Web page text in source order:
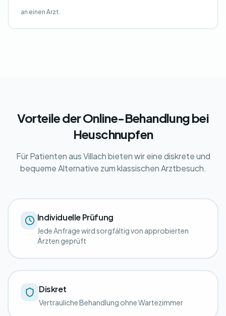
an einen Arzt.
Vorteile der Online-Behandlung bei
Heuschnupfen
Für Patienten aus Villach bieten wir eine diskrete und
bequeme Alternative zum klassischen Arztbesuch.
Individuelle Prüfung
Jede Anfrage wird sorgfältig von approbierten
Ärzten geprüft
Diskret
Vertrauliche Behandlung ohne Wartezimmer